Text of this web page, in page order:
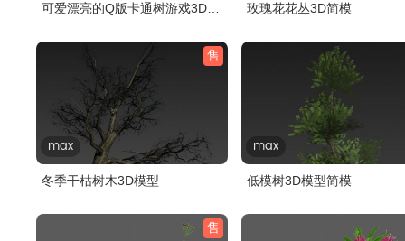
可爱漂亮的Q版卡通树游戏3D模
玫瑰花花丛3D简模
售
max
冬季干枯树木3D模型
max
低模树3D模型简模
售